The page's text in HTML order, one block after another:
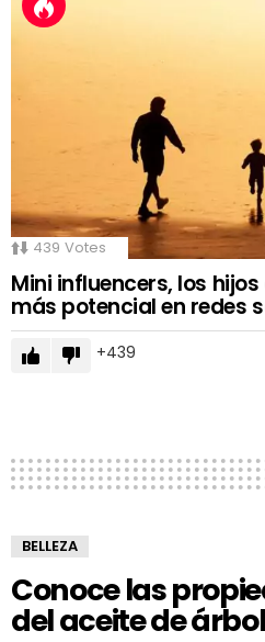
439 Votes
Mini influencers, los
más potencial en redes
439
BELLEZA
Conoce las
del aceite de